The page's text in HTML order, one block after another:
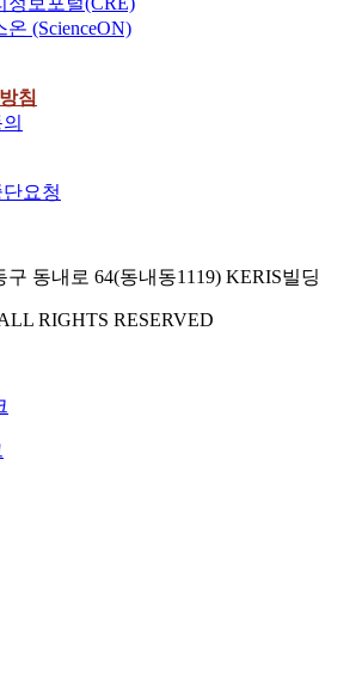
(ScienceON)
침
요청
구 동내로 64(동내동1119) KERIS빌딩
RIGHTS RESERVED